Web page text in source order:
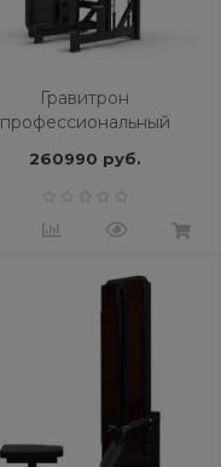
Гравитрон
профессиональный
260990 руб.